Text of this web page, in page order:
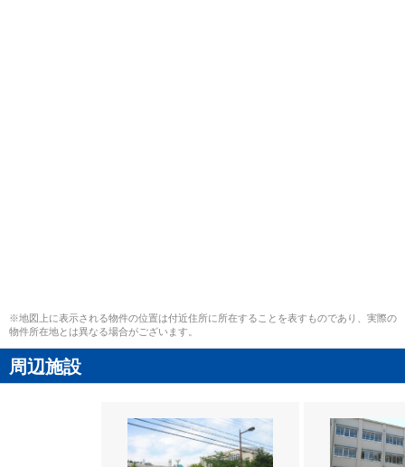
※地図上に表示される物件の位置は付近住所に所在することを表すものであり、実際の
物件所在地とは異なる場合がございます。
周辺施設